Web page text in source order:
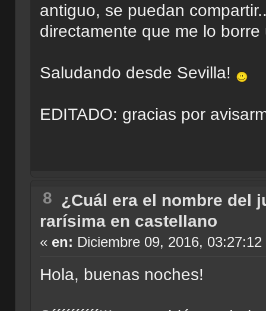
antiguo, se puedan
directamente que me lo
Saludando desde Sevilla!
EDITADO: gracias por
8 ¿Cuál era el nombre del
rarísima en castellano
« en: Diciembre 09, 2016, 03:27:12
Hola, buenas noches!